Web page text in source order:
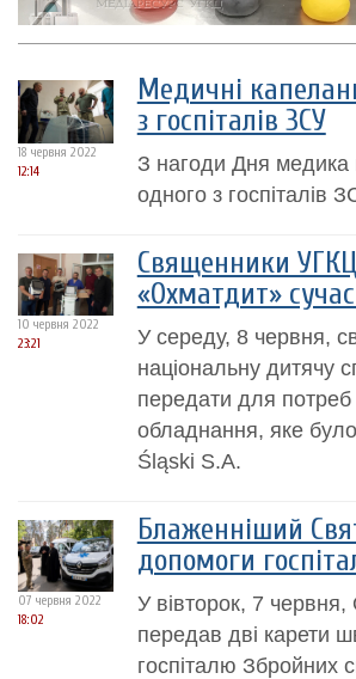
18 червня 2022
12:14
Медичні
з госпіталів ЗСУ
З нагоди Дня
одного з госпіталів
10 червня 2022
23:21
Священники
«Охматдит»
У середу, 8 червня,
національну дитячу
передати для потреб
обладнання, яке
Śląski S.A.
07 червня 2022
18:02
Блаженніший
допомоги
У вівторок, 7
передав дві карети
госпіталю Збройних